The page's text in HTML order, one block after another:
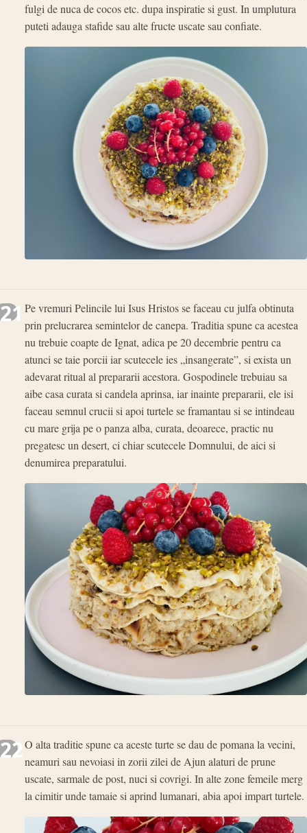
fulgi de nuca de cocos etc. dupa inspiratie si gust. In umplutura
puteti adauga stafide sau alte fructe uscate sau confiate.
21 Pe vremuri Pelincile lui Isus Hristos se faceau cu julfa obtinuta
prin prelucrarea semintelor de canepa. Traditia spune ca acestea
nu trebuie coapte de Ignat, adica pe 20 decembrie pentru ca
atunci se taie porcii iar scutecele ies „insangerate”, si exista un
adevarat ritual al prepararii acestora. Gospodinele trebuiau sa
aibe casa curata si candela aprinsa, iar inainte prepararii, ele isi
faceau semnul crucii si apoi turtele se framantau si se intindeau
cu mare grija pe o panza alba, curata, deoarece, practic nu
pregatesc un desert, ci chiar scutecele Domnului, de aici si
denumirea preparatului.
22O alta traditie spune ca aceste turte se dau de pomana la vecini,
neamuri sau nevoiasi in zorii zilei de Ajun alaturi de prune
uscate, sarmale de post, nuci si covrigi. In alte zone femeile merg
la cimitir unde tamaie si aprind lumanari, abia apoi impart turtele.